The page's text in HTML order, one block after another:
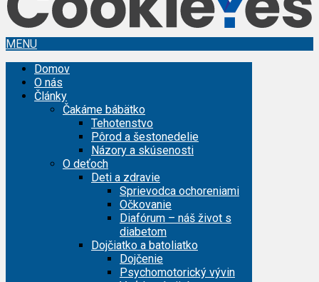
MENU
Domov
O nás
Články
Čakáme bábätko
Tehotenstvo
Pôrod a šestonedelie
Názory a skúsenosti
O deťoch
Deti a zdravie
Sprievodca ochoreniami
Očkovanie
Diafórum – náš život s
diabetom
Dojčiatko a batoliatko
Dojčenie
Psychomotorický vývin